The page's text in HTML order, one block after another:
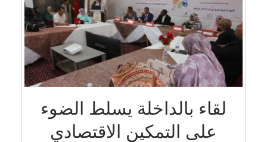
لقاء بالداخلة يسلط الضوء
على التمكين الاقتصادي